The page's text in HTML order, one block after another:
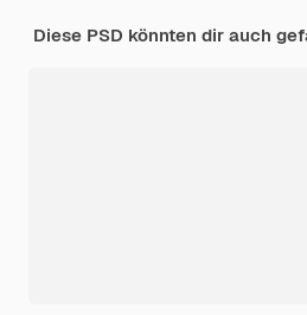
Diese PSD könnten dir auch